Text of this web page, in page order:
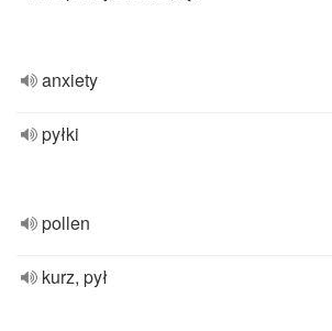
anxiety
pyłki
pollen
kurz, pył